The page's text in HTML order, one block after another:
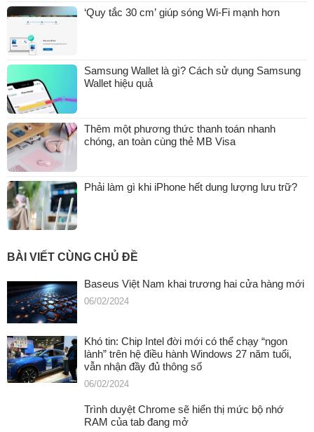
‘Quy tắc 30 cm’ giúp sóng Wi-Fi mạnh hơn
Samsung Wallet là gì? Cách sử dụng Samsung
Wallet hiệu quả
Thêm một phương thức thanh toán nhanh
chóng, an toàn cùng thẻ MB Visa
Phải làm gì khi iPhone hết dung lượng lưu trữ?
BÀI VIẾT CÙNG CHỦ ĐỀ
Baseus Việt Nam khai trương hai cửa hàng mới
06/02/2024
Khó tin: Chip Intel đời mới có thể chạy “ngon
lành” trên hệ điều hành Windows 27 năm tuổi,
vẫn nhận đầy đủ thông số
06/02/2024
Trình duyệt Chrome sẽ hiển thị mức bộ nhớ
RAM của tab đang mở